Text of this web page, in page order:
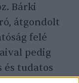
Bárki
átgondolt
felé
pedig
és tudatos